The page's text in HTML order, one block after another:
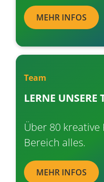
Team
LERNE UNSERE
Über 80
Bereich alles.
MEHR INFOS
MEHR INFOS
MEHR INFOS